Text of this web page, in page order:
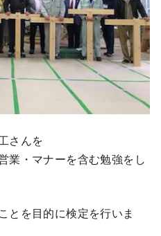
さんを
業・マナーを含む勉強をし
とを目的に検定を行いま